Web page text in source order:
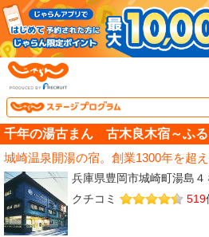
千年の湯古まん 古木良木宿～ふる
城崎温泉開湯の宿。創業1300年を超
兵庫県豊岡市城崎町湯島４
クチコミ
519